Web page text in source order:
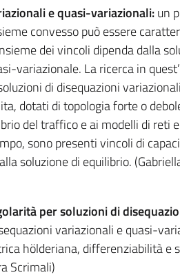
e quasi-variazionali:un
convesso può essere
dei vincoli dipenda dalla
variazionale. La ricerca in
di disequazioni
dotati di topologia forte o
del traffico e ai modelli di reti
sono presenti vincoli di
soluzione di equilibrio.
per soluzioni di
variazionali e quasi-
hölderiana, differenziabilità e
Scrimali)